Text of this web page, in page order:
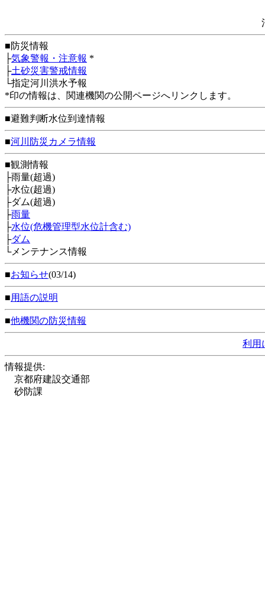
■防災情報
├気象警報・注意報 *
├土砂災害警戒情報
└指定河川洪水予報
*印の情報は、関連機関の公開ページへリンクします。
■避難判断水位到達情報
■河川防災カメラ情報
■観測情報
├雨量(超過)
├水位(超過)
├ダム(超過)
├雨量
├水位(危機管理型水位計含む)
├ダム
└メンテナンス情報
■お知らせ(03/14)
■用語の説明
■他機関の防災情報
利用
情報提供:
京都府建設交通部
砂防課